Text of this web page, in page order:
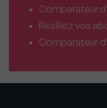
Comparateur
Résiliez vos
Comparateur